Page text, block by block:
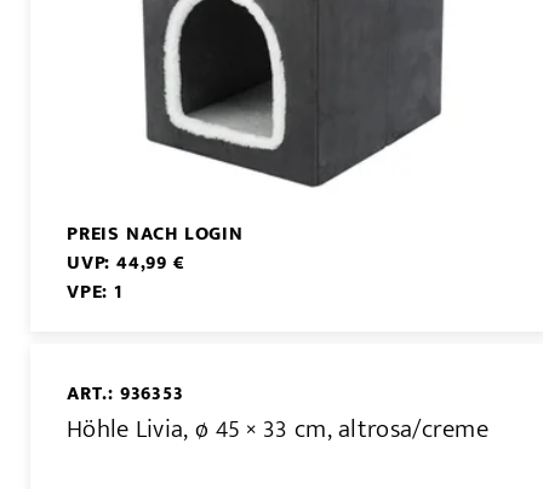
PREIS NACH LOGIN
UVP: 44,99 €
VPE: 1
ART.: 936353
Höhle Livia, ø 45 × 33 cm, altrosa/creme